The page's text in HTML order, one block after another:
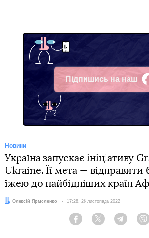
Підпишись на наш
Facebook
Новини
Україна запускає ініціативу
Ukraine. Її мета — відправити
їжею до найбідніших країн
Автор:
Олексій Ярмоленко Дата:
17:28, 26 листопада 2022
Facebook Twitter Telegram